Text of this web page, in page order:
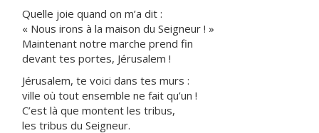
Quelle joie quand on m’a dit :
« Nous irons à la maison du Seigneur ! »
Maintenant notre marche prend fin
devant tes portes, Jérusalem !
Jérusalem, te voici dans tes murs :
ville où tout ensemble ne fait qu’un !
C’est là que montent les tribus,
les tribus du Seigneur.